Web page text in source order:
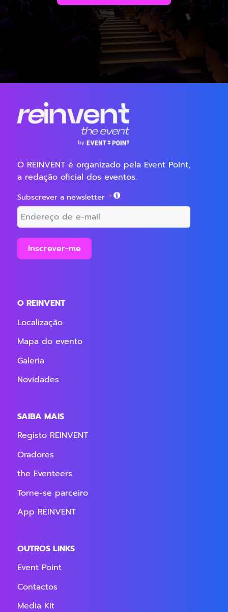
O REINVENT é organizado pela Event Point,
a redação oficial dos eventos.
Subscrever a newsletter
Inscrever-me
O REINVENT
Localização
Mapa do evento
Galeria
Novidades
SAIBA MAIS
Registo REINVENT
Oradores
the Eventeers
Torne-se parceiro
App REINVENT
OUTROS LINKS
Event Point
Contactos
Media Kit